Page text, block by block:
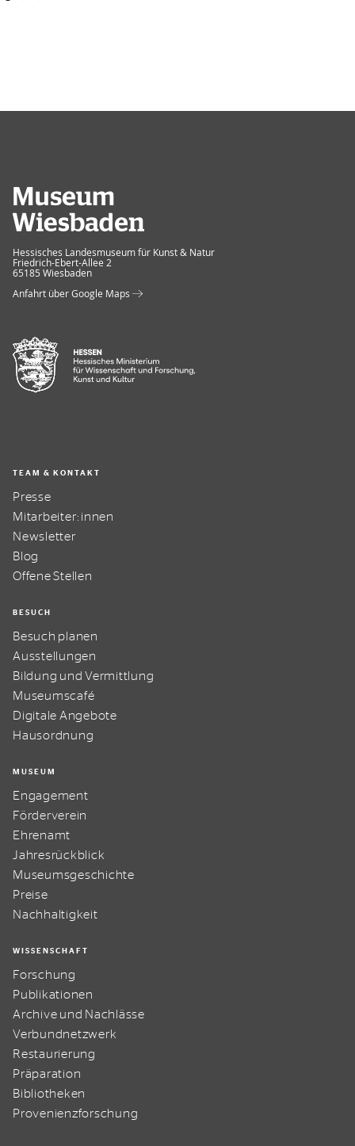
Museum Wiesbaden
Hessisches Landesmuseum für Kunst & Natur
Friedrich-Ebert-Allee 2
65185 Wiesbaden
Anfahrt über Google Maps
TEAM & KONTAKT
Presse
Mitarbeiter:innen
Newsletter
Blog
Offene Stellen
BESUCH
Besuch planen
Ausstellungen
Bildung und Vermittlung
Museumscafé
Digitale Angebote
Hausordnung
MUSEUM
Engagement
Förderverein
Ehrenamt
Jahresrückblick
Museumsgeschichte
Preise
Nachhaltigkeit
WISSENSCHAFT
Forschung
Publikationen
Archive und Nachlässe
Verbundnetzwerk
Restaurierung
Präparation
Bibliotheken
Provenienzforschung